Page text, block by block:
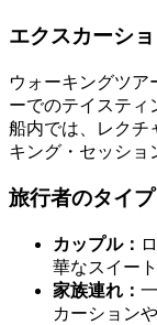
エクスカーシ
ウォーキングツア
ーでのテイスティ
船内では、レクチ
キング・セッショ
旅行者のタイプ
カップル：
華なスイー
家族連れ：
カーション